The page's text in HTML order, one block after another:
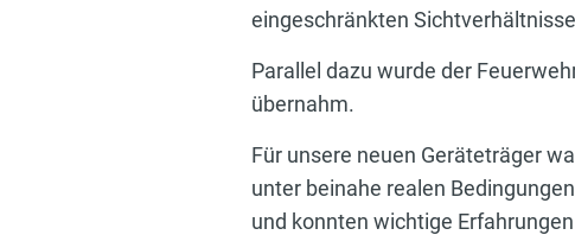
eingeschränkten
Parallel dazu wurde der
übernahm.
Für unsere neuen Geräteträger
unter beinahe realen
und konnten wichtige